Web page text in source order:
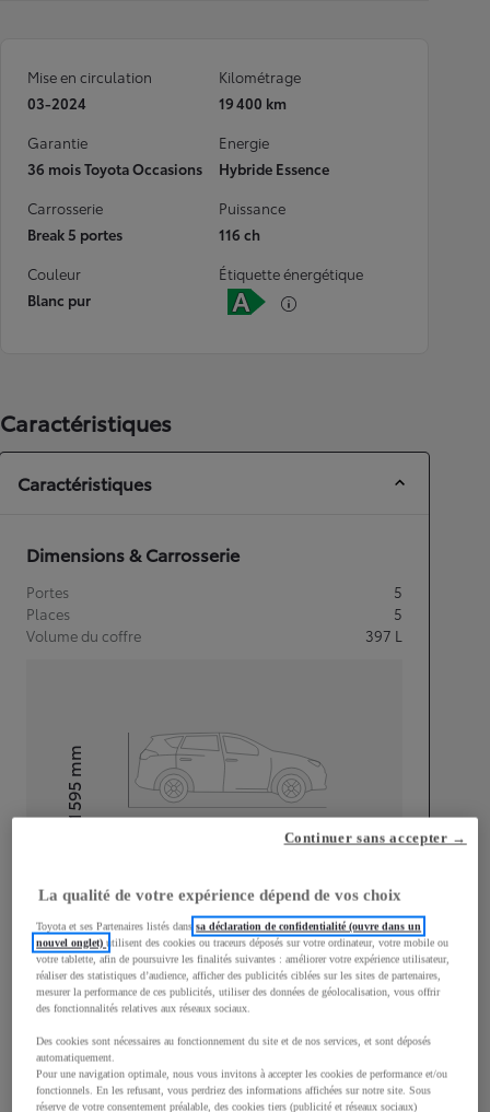
Mise en circulation
03-2024
Kilométrage
19 400 km
Garantie
36 mois Toyota Occasions
Energie
Hybride Essence
Carrosserie
Break 5 portes
Puissance
116 ch
Couleur
Blanc pur
Étiquette énergétique
Caractéristiques
Caractéristiques
Dimensions & Carrosserie
Portes
5
Places
5
Volume du coffre
397 L
Hauteur1 595
mm
Largeur
1 765mm
La qualité de votre expérience dépend de vos choix
Toyota et ses Partenaires listés danssa déclaration de confidentialité (ouvre dans un
nouvel onglet)utilisent des cookies ou traceurs déposés sur votre ordinateur, votre mobile ou
votre tablette, afin de poursuivre les finalités suivantes : améliorer votre expérience utilisateur,
réaliser des statistiques d’audience, afficher des publicités ciblées sur les sites de partenaires,
mesurer la performance de ces publicités, utiliser des données de géolocalisation, vous offrir
des fonctionnalités relatives aux réseaux sociaux.
Des cookies sont nécessaires au fonctionnement du site et de nos services, et sont déposés
automatiquement.
Pour une navigation optimale, nous vous invitons à accepter les cookies de performance et/ou
fonctionnels. En les refusant, vous perdriez des informations affichées sur notre site. Sous
réserve de votre consentement préalable, des cookies tiers (publicité et réseaux sociaux)
Continuer sans accepter →